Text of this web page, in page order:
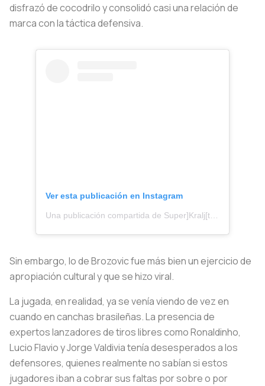
disfrazó de cocodrilo y consolidó casi una relación de
marca con la táctica defensiva.
Ver esta publicación en Instagram
Una publicación compartida de Super]Kralj[tata]BroZ (@marcelo_brozovic)
Sin embargo, lo de Brozovic fue más bien un ejercicio de
apropiación cultural y que se hizo viral.
La jugada, en realidad, ya se venía viendo de vez en
cuando en canchas brasileñas. La presencia de
expertos lanzadores de tiros libres como Ronaldinho,
Lucio Flavio y Jorge Valdivia tenía desesperados a los
defensores, quienes realmente no sabían si estos
jugadores iban a cobrar sus faltas por sobre o por